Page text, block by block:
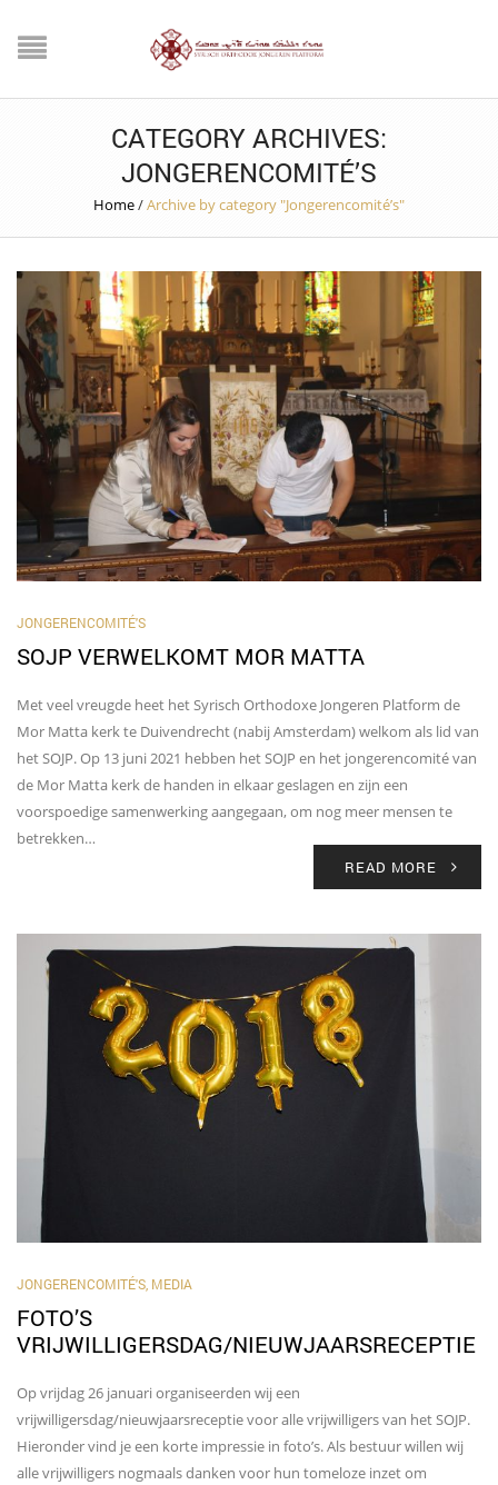
CATEGORY ARCHIVES:
JONGERENCOMITÉ’S
Home/Archive by category "Jongerencomité’s"
JONGERENCOMITÉ'S
SOJP VERWELKOMT MOR MATTA
Met veel vreugde heet het Syrisch Orthodoxe Jongeren Platform de
Mor Matta kerk te Duivendrecht (nabij Amsterdam) welkom als lid van
het SOJP. Op 13 juni 2021 hebben het SOJP en het jongerencomité van
de Mor Matta kerk de handen in elkaar geslagen en zijn een
voorspoedige samenwerking aangegaan, om nog meer mensen te
betrekken…
READ MORE
JONGERENCOMITÉ'S, MEDIA
FOTO’S
VRIJWILLIGERSDAG/NIEUWJAARSRECEPTIE
Op vrijdag 26 januari organiseerden wij een
vrijwilligersdag/nieuwjaarsreceptie voor alle vrijwilligers van het SOJP.
Hieronder vind je een korte impressie in foto’s. Als bestuur willen wij
alle vrijwilligers nogmaals danken voor hun tomeloze inzet om